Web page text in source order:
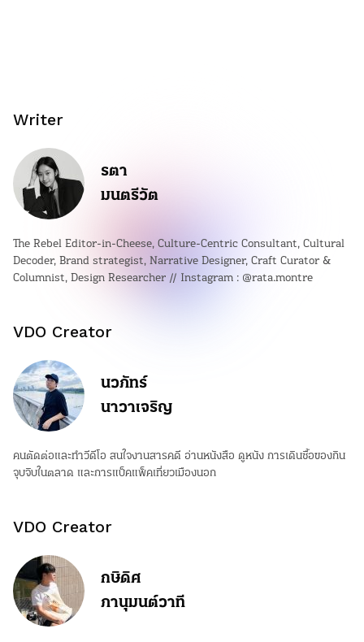
Writer
รตา
มนตรีวัต
The Rebel Editor-in-Cheese, Culture-Centric Consultant, Cultural
Decoder, Brand strategist, Narrative Designer, Craft Curator &
Columnist, Design Researcher // Instagram : @rata.montre
VDO Creator
นวภัทร์
นาวาเจริญ
คนตัดต่อและทำวีดีโอ สนใจงานสารคดี อ่านหนังสือ ดูหนัง การเดินซื้อของกิน
จุบจิบในตลาด และการแบ็คแพ็คเที่ยวเมืองนอก
VDO Creator
กษิดิศ
ภานุมนต์วาที